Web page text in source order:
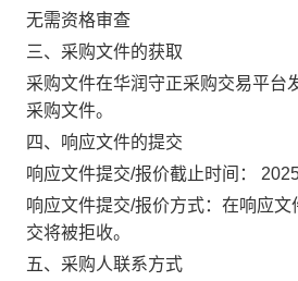
无需资格审查
三、采购文件的获取
采购文件在华润守正采购交易平台
采购文件。
四、响应文件的提交
响应文件提交/报价截止时间：
响应文件提交/报价方式：在响应文
交将被拒收。
五、采购人联系方式